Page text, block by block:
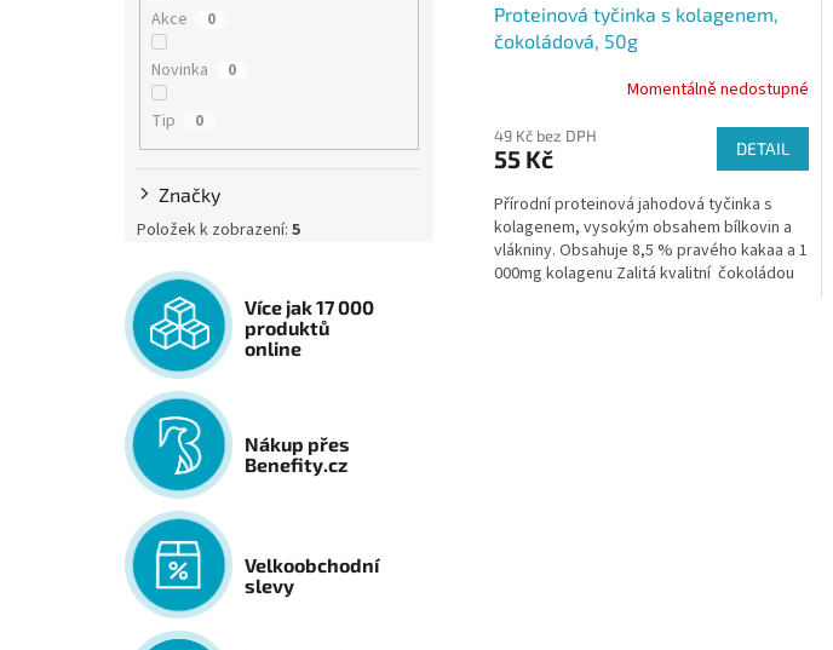
Akce 0
Novinka 0
Tip 0
Značky
Položek k zobrazení: 5
Více jak 17 000
produktů
online
Nákup přes
Benefity.cz
Velkoobchodní
slevy
Proteinová tyčinka s kolagenem,
čokoládová, 50g
Momentálně nedostupné
49 Kč bez DPH
55 Kč DETAIL
Přírodní proteinová jahodová tyčinka s
kolagenem, vysokým obsahem bílkovin a
vlákniny. Obsahuje 8,5 % pravého kakaa a 1
000mg kolagenu Zalitá kvalitní čokoládou